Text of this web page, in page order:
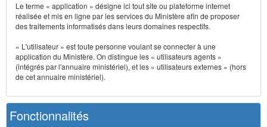
Le terme « application » désigne ici tout site ou plateforme internet
réalisée et mis en ligne par les services du Ministère afin de proposer
des traitements informatisés dans leurs domaines respectifs.
« L'utilisateur » est toute personne voulant se connecter à une
application du Ministère. On distingue les « utilisateurs agents »
(intégrés par l'annuaire ministériel), et les « utilisateurs externes » (hors
de cet annuaire ministériel).
Fonctionnalités